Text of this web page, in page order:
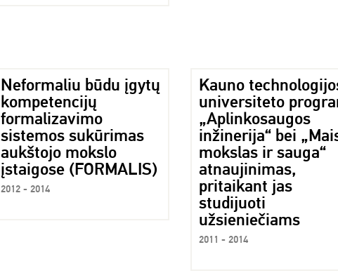
Neformaliu būdu įgytų
kompetencijų
formalizavimo
sistemos sukūrimas
aukštojo mokslo
įstaigose (FORMALIS)
2012 - 2014
Kauno
universiteto
„Aplinkosaugos
inžinerija“ bei
mokslas ir sauga“
atnaujinimas,
pritaikant jas
studijuoti
užsieniečiams
2011 - 2014